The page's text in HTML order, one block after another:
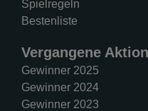
Spielregeln
Bestenliste
Vergangene
Gewinner 2025
Gewinner 2024
Gewinner 2023